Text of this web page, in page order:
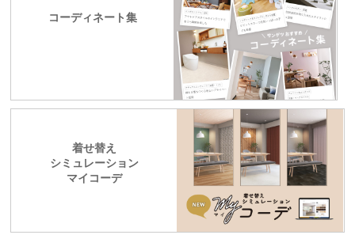
コーディネート集
着せ替え
シミュレーション
マイコーデ